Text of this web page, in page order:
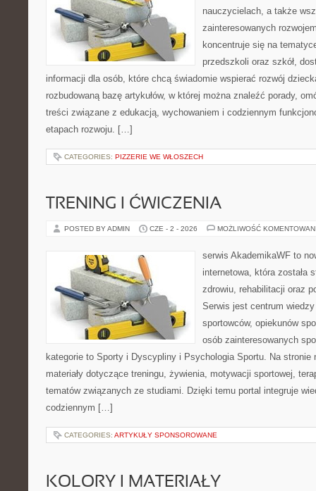
nauczycielach, a także
zainteresowanych
koncentruje się na
przedszkoli oraz szkół,
informacji dla osób, które chcą świadomie wspierać rozwój
rozbudowaną bazę artykułów, w której można znaleźć porady,
treści związane z edukacją, wychowaniem i codziennym
etapach rozwoju. […]
CATEGORIES: PIZZERIE WE WŁOSZECH
TRENING I ĆWICZENIA
POSTED BY ADMIN CZE - 2 - 2026 MOŻLIWOŚĆ
serwis AkademikaWF to
internetowa, która została
zdrowiu, rehabilitacji oraz
Serwis jest centrum
sportowców, opiekunów
osób zainteresowanych
kategorie to Sporty i Dyscypliny i Psychologia Sportu. Na stronie
materiały dotyczące treningu, żywienia, motywacji sportowej,
tematów związanych ze studiami. Dzięki temu portal integruje
codziennym […]
CATEGORIES: ARTYKUŁY SPONSOROWANE
KOLORY I MATERIAŁY